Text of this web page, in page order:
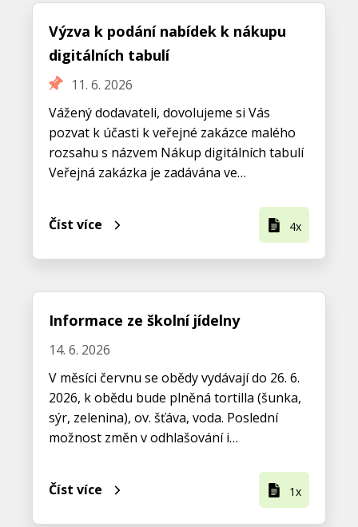
Výzva k podání nabídek k nákupu
digitálních tabulí
11. 6. 2026
Vážený dodavateli, dovolujeme si Vás
pozvat k účasti k veřejné zakázce malého
rozsahu s názvem Nákup digitálních tabulí
Veřejná zakázka je zadávána ve…
Číst více 4x
Informace ze školní jídelny
14. 6. 2026
V měsíci červnu se obědy vydávají do 26. 6.
2026, k obědu bude plněná tortilla (šunka,
sýr, zelenina), ov. šťáva, voda. Poslední
možnost změn v odhlašování i…
Číst více 1x